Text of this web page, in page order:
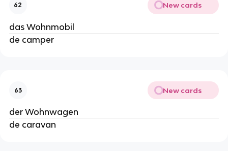
62 New cards
das Wohnmobil
de camper
63 New cards
der Wohnwagen
de caravan